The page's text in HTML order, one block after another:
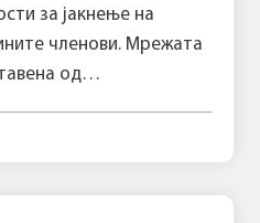
за јакнење на
членови. Мрежата
од…